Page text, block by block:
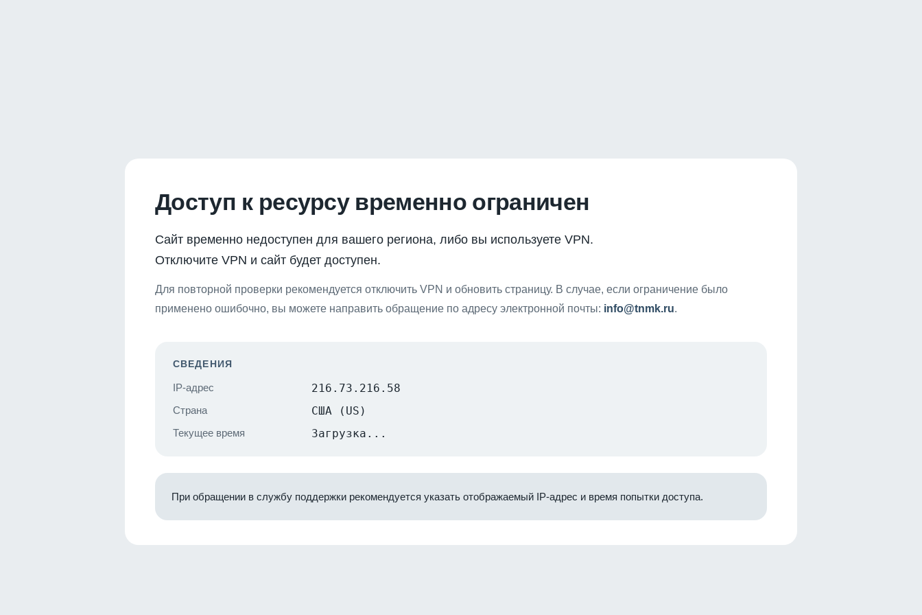
Доступ к ресурсу временно ограничен
Сайт временно недоступен для вашего региона, либо вы используете VPN.
Отключите VPN и сайт будет доступен.
Для повторной проверки рекомендуется отключить VPN и обновить страницу. В случае, если ограничение было
применено ошибочно, вы можете направить обращение по адресу электронной почты: info@tnmk.ru.
СВЕДЕНИЯ
IP-адрес 216.73.216.58
Страна США (US)
Текущее время Загрузка...
При обращении в службу поддержки рекомендуется указать отображаемый IP-адрес и время попытки доступа.